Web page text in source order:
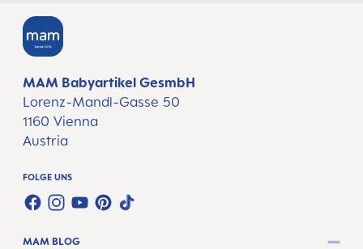
MAM Babyartikel GesmbH
Lorenz-Mandl-Gasse 50
1160 Vienna
Austria
FOLGE UNS
FACEBOOK
INSTAGRAM
YOUTUBE
PINTEREST
TIKTOK
MAM BLOG